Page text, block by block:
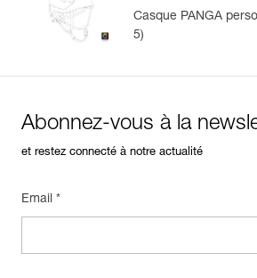
Casque PANGA
5)
Abonnez-vous à la
et restez connecté à notre actualité
Email *